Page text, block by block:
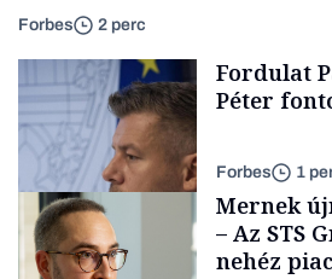
Forbes 2 perc
Fordulat
Péter
Forbes 1
Mernek
– Az STS
nehéz